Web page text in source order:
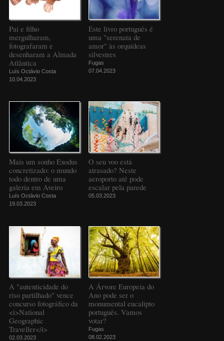
Pai e filho
mergulharam,
fotografaram e
desenharam a Almada
Atlântica
Luís Octávio Costa
10.04.2023
Este livro português é
uma "serenata de
amor" às orquídeas
silvestres
Fugas
07.04.2023
Mais um sonho Exodus
concretizado: o mundo
todo dentro de uma
galeria em Aveiro
Luís Octávio Costa
19.03.2023
O seu voo está
atrasado? Neste
aeroporto até pode
escalar pela parede
05.03.2023
A "autenticidade do
riso partilhado" vence
concurso fotográfico da
<i>National
Geographic
Traveller</i>
02.03.2023
A Árvore Europeia do
Ano pode ser o
monumental eucalipto
português. Vamos
votar?
Fugas
08.02.2023